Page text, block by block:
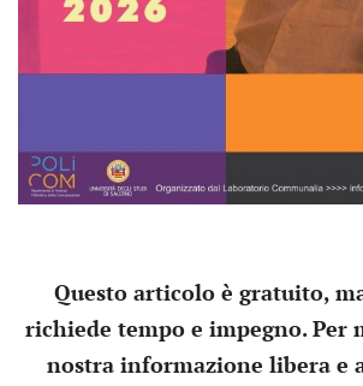
Questo articolo è gratuito,
richiede tempo e impegno. Per
nostra informazione libera e